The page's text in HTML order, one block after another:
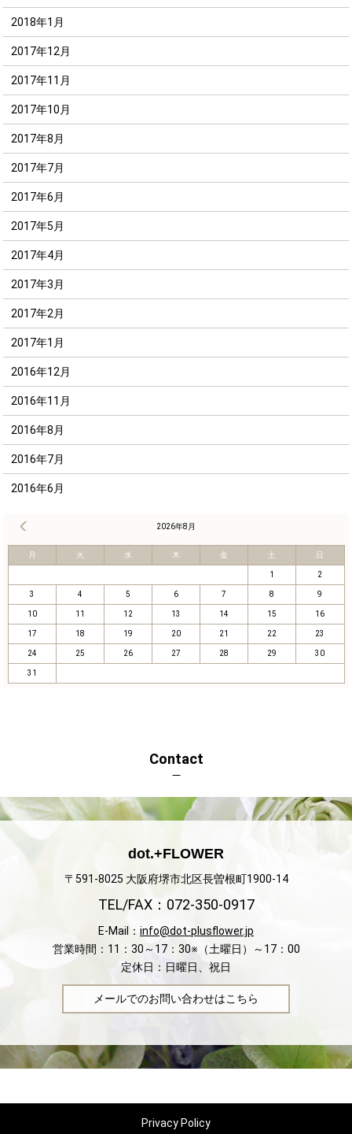
2018年1月
2017年12月
2017年11月
2017年10月
2017年8月
2017年7月
2017年6月
2017年5月
2017年4月
2017年3月
2017年2月
2017年1月
2016年12月
2016年11月
2016年8月
2016年7月
2016年6月
2026年8月
月 火 水 木 金 土 日
1 2
3 4 5 6 7 8 9
10 11 12 13 14 15 16
17 18 19 20 21 22 23
24 25 26 27 28 29 30
31
Contact
dot.+FLOWER
〒591-8025 大阪府堺市北区長曽根町1900-14
TEL/FAX：072-350-0917
E-Mail： info@dot-plusflower.jp
営業時間：11：30～17：30※（土曜日）～17：00
定休日：日曜日、祝日
メールでのお問い合わせはこちら
Privacy Policy